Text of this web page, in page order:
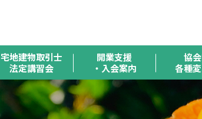
宅地建物取引士
法定講習会
開業支援
・入会案内
協
各種